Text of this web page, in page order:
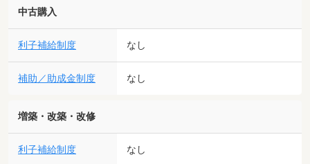
中古購入
利子補給制度 なし
補助／助成金制度 なし
増築・改築・改修
利子補給制度 なし